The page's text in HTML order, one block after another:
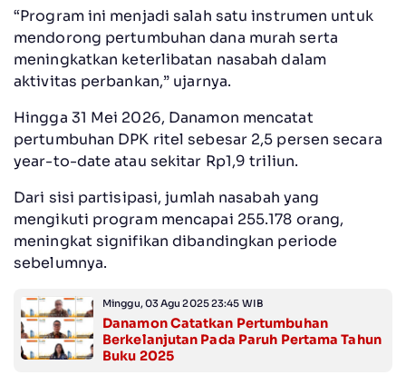
“Program ini menjadi salah satu instrumen untuk
mendorong pertumbuhan dana murah serta
meningkatkan keterlibatan nasabah dalam
aktivitas perbankan,” ujarnya.
Hingga 31 Mei 2026, Danamon mencatat
pertumbuhan DPK ritel sebesar 2,5 persen secara
year-to-date atau sekitar Rp1,9 triliun.
Dari sisi partisipasi, jumlah nasabah yang
mengikuti program mencapai 255.178 orang,
meningkat signifikan dibandingkan periode
sebelumnya.
Minggu, 03 Agu 2025 23:45 WIB
Danamon Catatkan Pertumbuhan
Berkelanjutan Pada Paruh Pertama Tahun
Buku 2025